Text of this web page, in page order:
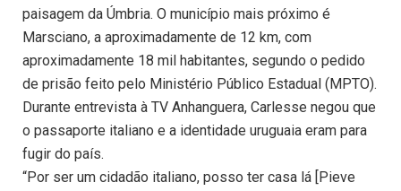
paisagem da Úmbria. O município mais próximo é
Marsciano, a aproximadamente de 12 km, com
aproximadamente 18 mil habitantes, segundo o pedido
de prisão feito pelo Ministério Público Estadual (MPTO).
Durante entrevista à TV Anhanguera, Carlesse negou que
o passaporte italiano e a identidade uruguaia eram para
fugir do país.
“Por ser um cidadão italiano, posso ter casa lá [Pieve